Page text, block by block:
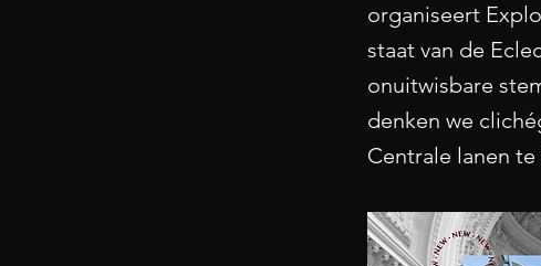
organiseert
staat van de
onuitwisbare
denken we
Centrale lanen te